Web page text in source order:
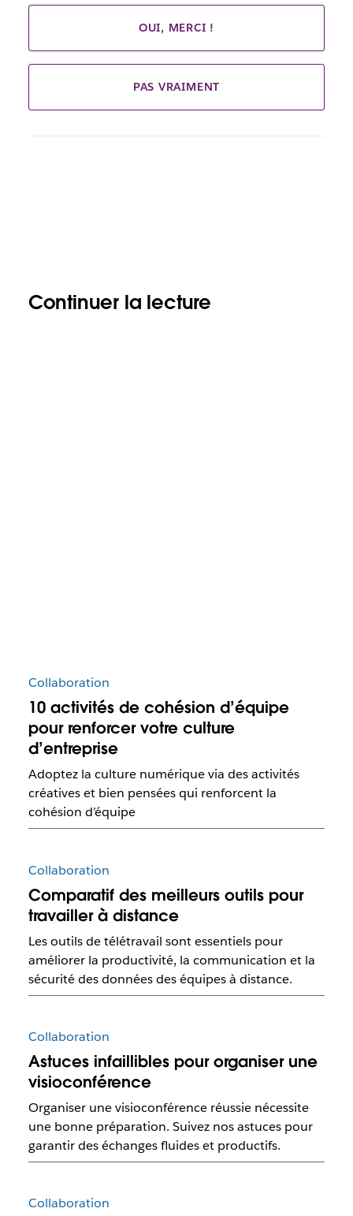
OUI, MERCI !
PAS VRAIMENT
Continuer la lecture
Collaboration
10 activités de cohésion d’équipe
pour renforcer votre culture
d’entreprise
Adoptez la culture numérique via des activités
créatives et bien pensées qui renforcent la
cohésion d’équipe
Collaboration
Comparatif des meilleurs outils pour
travailler à distance
Les outils de télétravail sont essentiels pour
améliorer la productivité, la communication et la
sécurité des données des équipes à distance.
Collaboration
Astuces infaillibles pour organiser une
visioconférence
Organiser une visioconférence réussie nécessite
une bonne préparation. Suivez nos astuces pour
garantir des échanges fluides et productifs.
Collaboration